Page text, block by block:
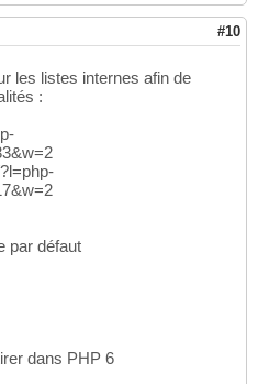
#10
les listes internes afin de
:
par défaut
dans PHP 6